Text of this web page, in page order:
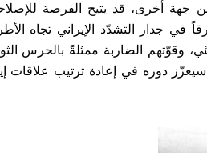
جهة أخرى، قد يتيح الفرصة
في جدار التشدّد الإيراني تجاه
وقوّتهم الضاربة ممثلةً بالحرس
سيعزّز دوره في إعادة ترتيب علاقات